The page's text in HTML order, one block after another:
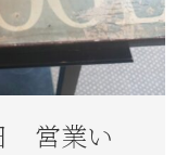
営業い